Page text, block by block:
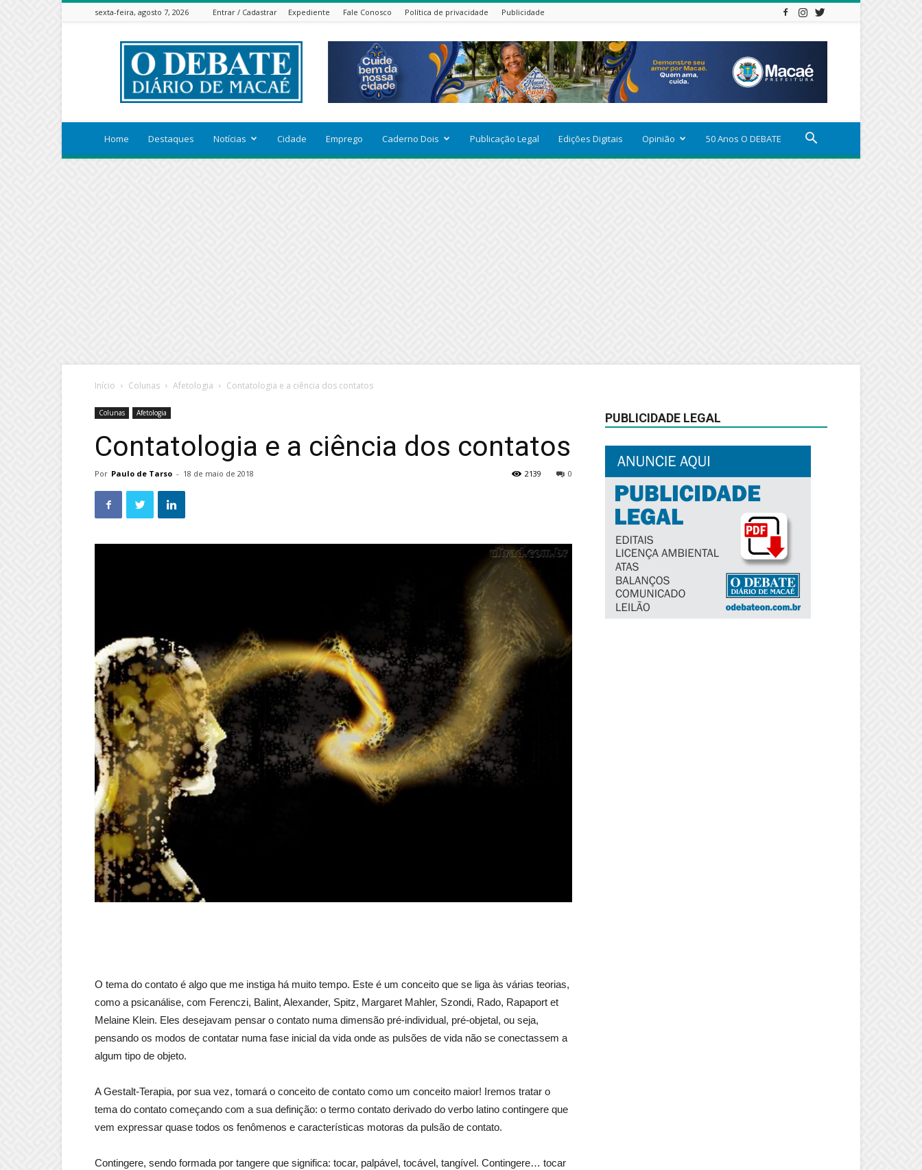
sexta-feira, agosto 7, 2026 Entrar / Cadastrar Expediente Fale Conosco Política de privacidade Publicidade
ODEBATEON
Home Destaques Notícias Cidade Emprego Caderno Dois Publicação Legal Edições Digitais Opinião 50 Anos O DEBATE
Início Colunas Afetologia Contatologia e a ciência dos contatos
Colunas Afetologia
Contatologia e a ciência dos contatos
Por Paulo de Tarso - 18 de maio de 2018 0
2139
O tema do contato é algo que me instiga há muito tempo. Este é um conceito que se liga às várias teorias,
como a psicanálise, com Ferenczi, Balint, Alexander, Spitz, Margaret Mahler, Szondi, Rado, Rapaport et
Melaine Klein. Eles desejavam pensar o contato numa dimensão pré-individual, pré-objetal, ou seja,
pensando os modos de contatar numa fase inicial da vida onde as pulsões de vida não se conectassem a
algum tipo de objeto.
A Gestalt-Terapia, por sua vez, tomará o conceito de contato como um conceito maior! Iremos tratar o
tema do contato começando com a sua definição: o termo contato derivado do verbo latino contingere que
vem expressar quase todos os fenômenos e características motoras da pulsão de contato.
Contingere, sendo formada por tangere que significa: tocar, palpável, tocável, tangível. Contingere… tocar
PUBLICIDADE LEGAL